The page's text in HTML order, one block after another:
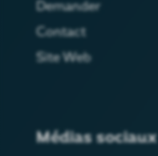
Demander
Contact
Site Web
Médias sociaux